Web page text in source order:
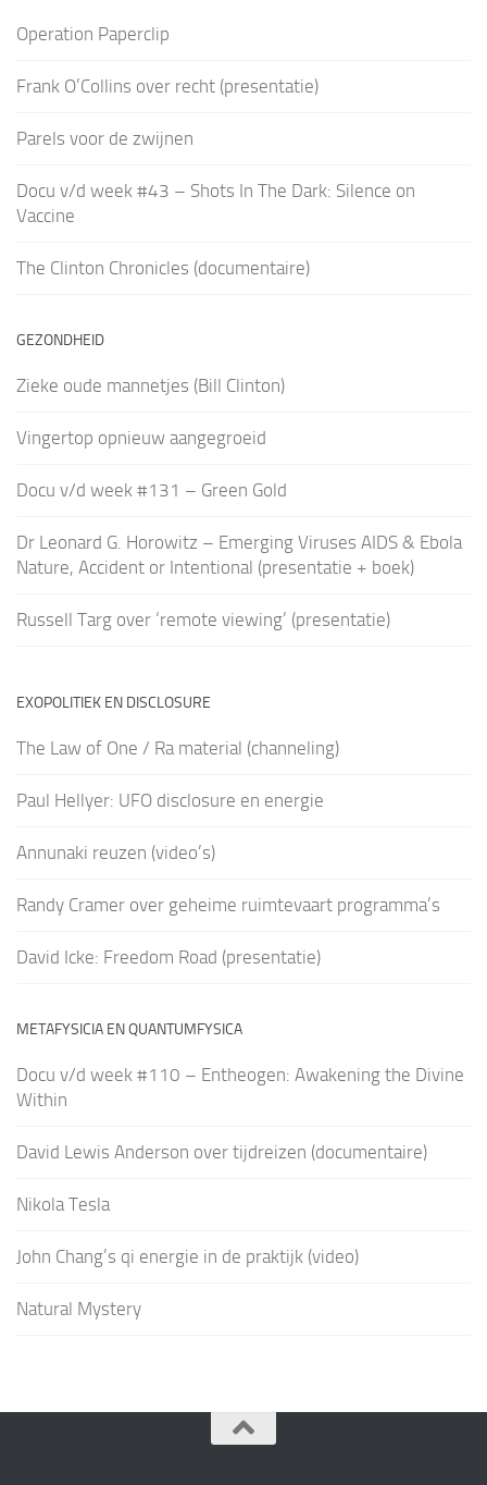
Operation Paperclip
Frank O’Collins over recht (presentatie)
Parels voor de zwijnen
Docu v/d week #43 – Shots In The Dark: Silence on
Vaccine
The Clinton Chronicles (documentaire)
GEZONDHEID
Zieke oude mannetjes (Bill Clinton)
Vingertop opnieuw aangegroeid
Docu v/d week #131 – Green Gold
Dr Leonard G. Horowitz – Emerging Viruses AIDS & Ebola
Nature, Accident or Intentional (presentatie + boek)
Russell Targ over ‘remote viewing’ (presentatie)
EXOPOLITIEK EN DISCLOSURE
The Law of One / Ra material (channeling)
Paul Hellyer: UFO disclosure en energie
Annunaki reuzen (video’s)
Randy Cramer over geheime ruimtevaart programma’s
David Icke: Freedom Road (presentatie)
METAFYSICIA EN QUANTUMFYSICA
Docu v/d week #110 – Entheogen: Awakening the Divine
Within
David Lewis Anderson over tijdreizen (documentaire)
Nikola Tesla
John Chang’s qi energie in de praktijk (video)
Natural Mystery